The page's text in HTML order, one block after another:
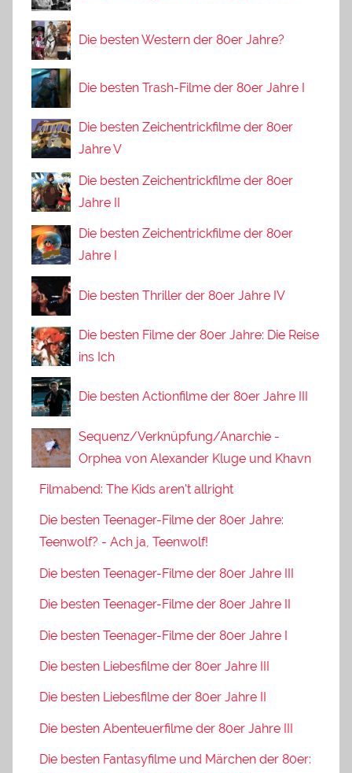
Die besten Western der 80er Jahre?
Die besten Trash-Filme der 80er Jahre I
Die besten Zeichentrickfilme der 80er
Jahre V
Die besten Zeichentrickfilme der 80er
Jahre II
Die besten Zeichentrickfilme der 80er
Jahre I
Die besten Thriller der 80er Jahre IV
Die besten Filme der 80er Jahre: Die Reise
ins Ich
Die besten Actionfilme der 80er Jahre III
Sequenz/Verknüpfung/Anarchie -
Orphea von Alexander Kluge und Khavn
Filmabend: The Kids aren't allright
Die besten Teenager-Filme der 80er Jahre:
Teenwolf? - Ach ja, Teenwolf!
Die besten Teenager-Filme der 80er Jahre III
Die besten Teenager-Filme der 80er Jahre II
Die besten Teenager-Filme der 80er Jahre I
Die besten Liebesfilme der 80er Jahre III
Die besten Liebesfilme der 80er Jahre II
Die besten Abenteuerfilme der 80er Jahre III
Die besten Fantasyfilme und Märchen der 80er: